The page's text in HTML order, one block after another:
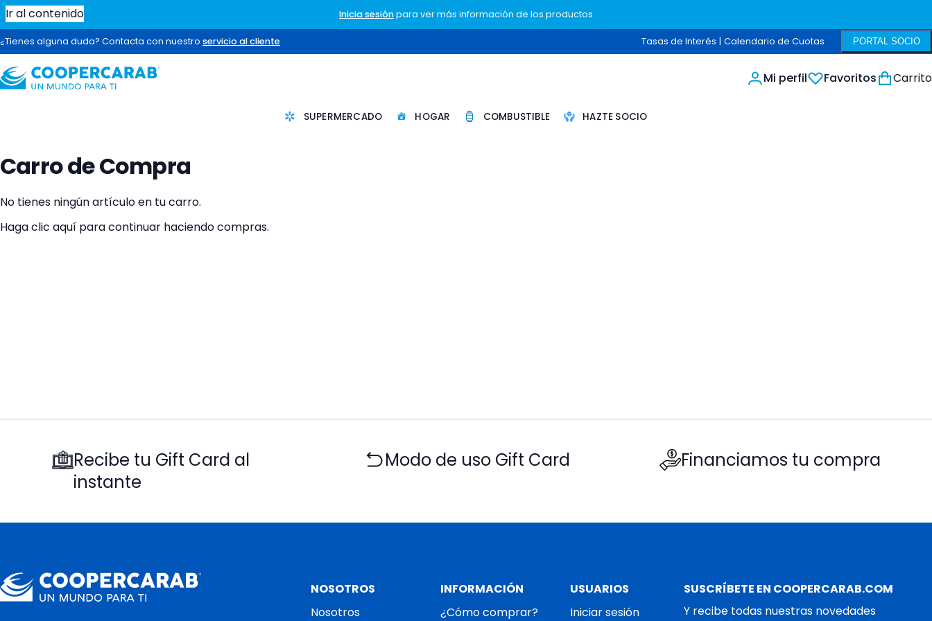
Inicia sesiónpara ver más información de los productos
Ir al contenido
¿Tienes alguna duda? Contacta con nuestro servicio al cliente Tasas de Interés | Calendario de Cuotas PORTAL SOCIO
SUPERMERCADO HOGAR COMBUSTIBLE HAZTE SOCIO
Buscar
Mi perfil Favoritos Carrito
Carro de Compra
No tienes ningún artículo en tu carro.
Haga clic aquí para continuar haciendo compras.
Recibe tu Gift Card al
instante
Modo de uso Gift Card Financiamos tu compra
NOSOTROS
Nosotros
INFORMACIÓN
¿Cómo comprar?
USUARIOS
Iniciar sesión
SUSCRÍBETE EN COOPERCARAB.COM
Y recibe todas nuestras novedades